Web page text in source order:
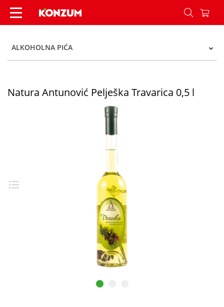
Natura Antunović Pelješka Travarica 0,5 l -
ALKOHOLNA PIĆA
Natura Antunović Pelješka Travarica 0,5 l